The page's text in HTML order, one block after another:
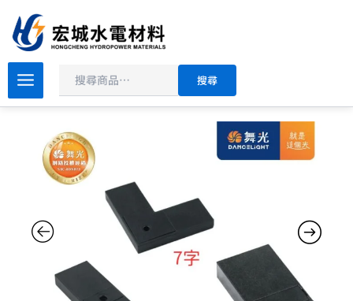
要
容
尋
搜尋
範
舞
光
米
件
數